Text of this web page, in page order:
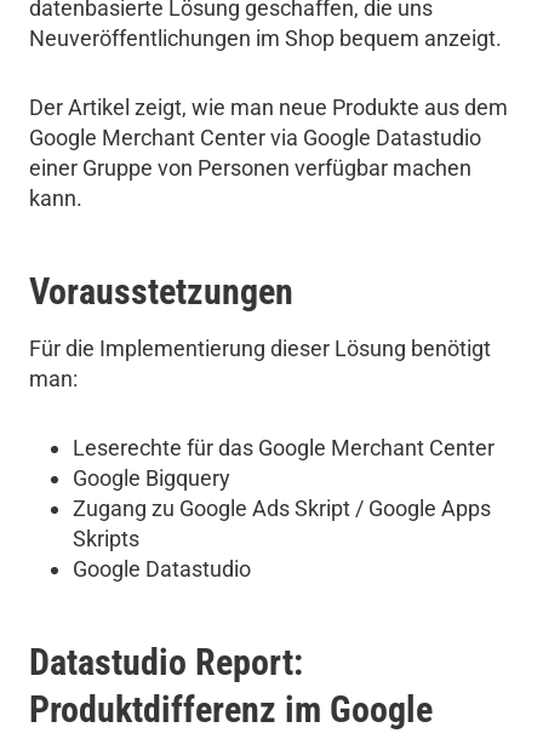
datenbasierte Lösung geschaffen, die uns
Neuveröffentlichungen im Shop bequem anzeigt.
Der Artikel zeigt, wie man neue Produkte aus dem
Google Merchant Center via Google Datastudio
einer Gruppe von Personen verfügbar machen
kann.
Vorausstetzungen
Für die Implementierung dieser Lösung benötigt
man:
Leserechte für das Google Merchant Center
Google Bigquery
Zugang zu Google Ads Skript / Google Apps
Skripts
Google Datastudio
Datastudio Report:
Produktdifferenz im Google